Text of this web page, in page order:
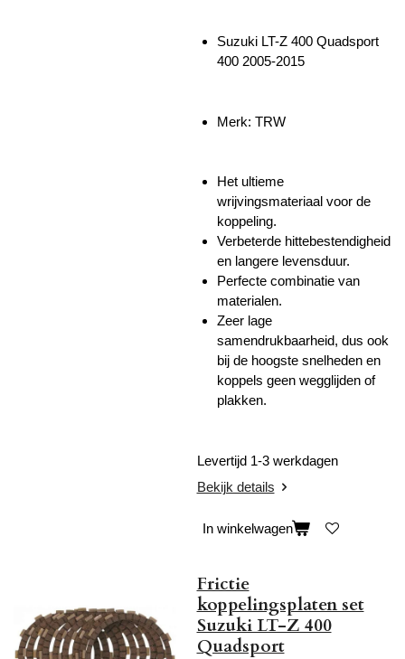
Suzuki LT-Z 400 Quadsport
400 2005-2015
Merk: TRW
Het ultieme
wrijvingsmateriaal voor de
koppeling.
Verbeterde hittebestendigheid
en langere levensduur.
Perfecte combinatie van
materialen.
Zeer lage
samendrukbaarheid, dus ook
bij de hoogste snelheden en
koppels geen wegglijden of
plakken.
Levertijd 1-3 werkdagen
Bekijk details
In winkelwagen
Frictie
koppelingsplaten set
Suzuki LT-Z 400
Quadsport